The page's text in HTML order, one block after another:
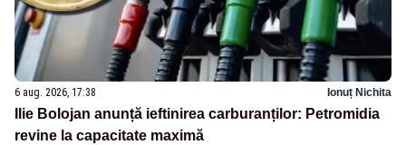
6 aug. 2026, 17:38 Ionuț Nichita
Ilie Bolojan anunță ieftinirea carburanților: Petromidia
revine la capacitate maximă